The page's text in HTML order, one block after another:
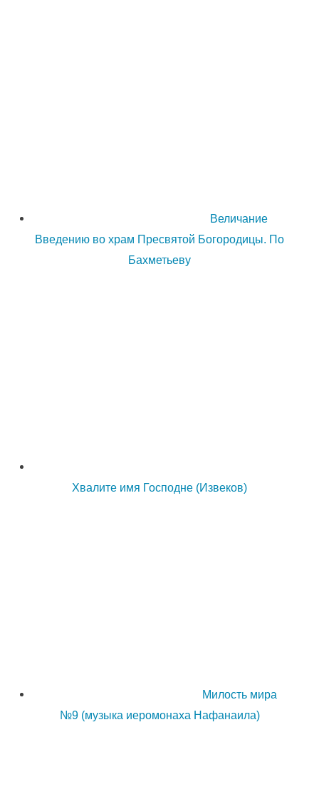
Величание
Введению во храм Пресвятой Богородицы. По
Бахметьеву
Хвалите имя Господне (Извеков)
Милость мира
№9 (музыка иеромонаха Нафанаила)